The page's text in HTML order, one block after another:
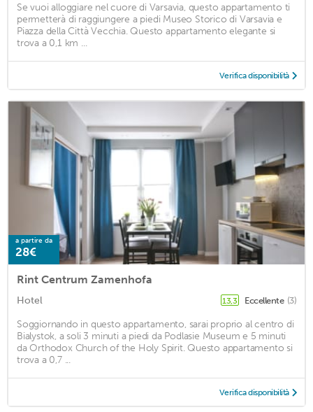
Se vuoi alloggiare nel cuore di Varsavia, questo appartamento ti
permetterà di raggiungere a piedi Museo Storico di Varsavia e
Piazza della Città Vecchia. Questo appartamento elegante si
trova a 0,1 km ...
Verifica disponibilità
a partire da
28€
Rint Centrum Zamenhofa
Hotel 13,3 Eccellente (3)
Soggiornando in questo appartamento, sarai proprio al centro di
Bialystok, a soli 3 minuti a piedi da Podlasie Museum e 5 minuti
da Orthodox Church of the Holy Spirit. Questo appartamento si
trova a 0,7 ...
Verifica disponibilità